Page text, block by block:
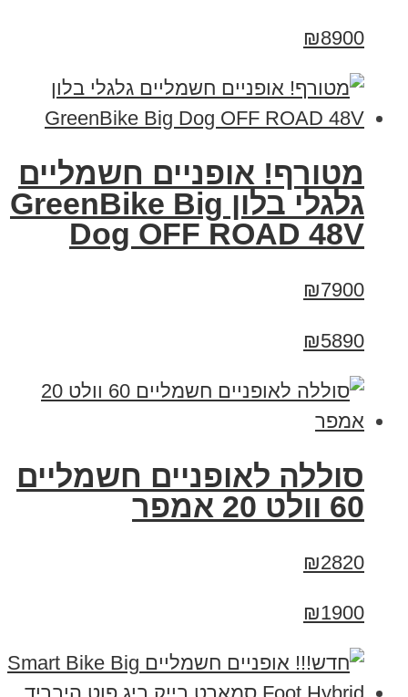
₪8900
מטורף! אופניים חשמליים
גלגלי בלון GreenBike Big
Dog OFF ROAD 48V
₪7900
₪5890
סוללה לאופניים חשמליים
60 וולט 20 אמפר
₪2820
₪1900